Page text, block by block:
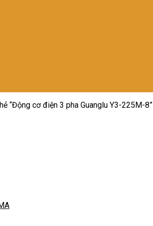
“Động cơ điện 3 pha Guanglu Y3-225M-8”